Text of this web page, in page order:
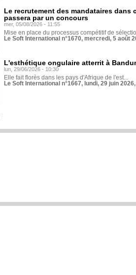
Le recrutement des mandataires
passera par un concours
mer, 05/08/2026 - 11:55
Mise en place du processus compétitif de
Le Soft International n°1670, mercredi, 5 août
L'esthétique ongulaire atterrit à
lun, 29/06/2026 - 10:30
Elle fait florès dans les pays d'Afrique de l'est...
Le Soft International n°1667, lundi, 29 juin